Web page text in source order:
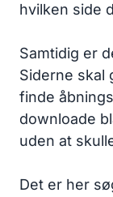
hvilken side
Samtidig er
Siderne skal
finde
downloade
uden at
Det er her